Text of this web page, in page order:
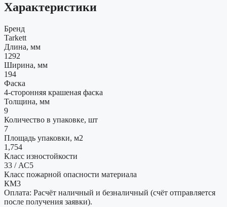
Характеристики
Бренд
Tarkett
Длина, мм
1292
Ширина, мм
194
Фаска
4-сторонняя крашеная фаска
Толщина, мм
9
Количество в упаковке, шт
7
Площадь упаковки, м2
1,754
Класс изностойкости
33 / АС5
Класс пожарной опасности материала
КМ3
Оплата: Расчёт наличный и безналичный (счёт отправляется
после получения заявки).